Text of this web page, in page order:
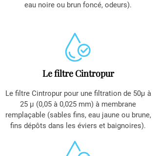
eau noire ou brun foncé, odeurs).
Le filtre Cintropur
Le filtre Cintropur pour une filtration de 50µ à
25 µ (0,05 à 0,025 mm) à membrane
remplaçable (sables fins, eau jaune ou brune,
fins dépôts dans les éviers et baignoires).